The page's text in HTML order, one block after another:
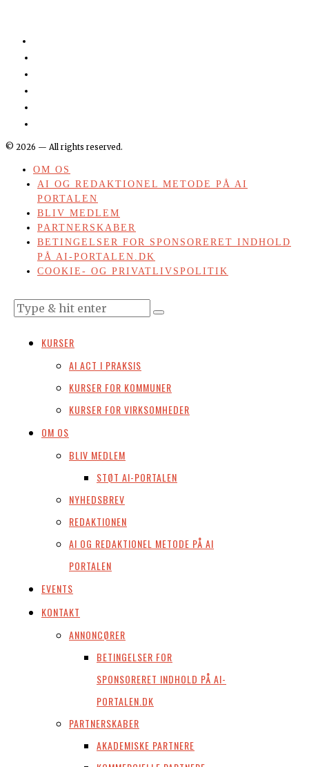
© 2026 — All rights reserved.
OM OS
AI OG REDAKTIONEL METODE PÅ AI
PORTALEN
BLIV MEDLEM
PARTNERSKABER
BETINGELSER FOR SPONSORERET INDHOLD
PÅ AI-PORTALEN.DK
COOKIE- OG PRIVATLIVSPOLITIK
KURSER
AI ACT I PRAKSIS
KURSER FOR KOMMUNER
KURSER FOR VIRKSOMHEDER
OM OS
BLIV MEDLEM
STØT AI-PORTALEN
NYHEDSBREV
REDAKTIONEN
AI OG REDAKTIONEL METODE PÅ AI
PORTALEN
EVENTS
KONTAKT
ANNONCØRER
BETINGELSER FOR
SPONSORERET INDHOLD PÅ AI-
PORTALEN.DK
PARTNERSKABER
AKADEMISKE PARTNERE